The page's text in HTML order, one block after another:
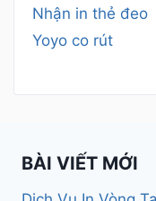
Nhận in thẻ đeo
Yoyo co rút
BÀI VIẾT MỚI